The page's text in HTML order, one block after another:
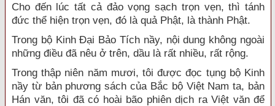
Cho đến lúc tất cả đảo vọng sạch trọn vẹn, thì tánh
đức thể hiện trọn vẹn, đó là quả Phật, là thành Phật.
Trong bộ Kinh Đại Bảo Tích nầy, nội dung không ngoài
những điều đã nêu ở trên, dầu là rất nhiều, rất rộng.
Trong thập niên năm mươi, tôi được đọc tụng bộ Kinh
nầy từ bản phương sách của Bắc bộ Việt Nam ta, bản
Hán văn, tôi đã có hoài bão phiên dịch ra Việt văn để